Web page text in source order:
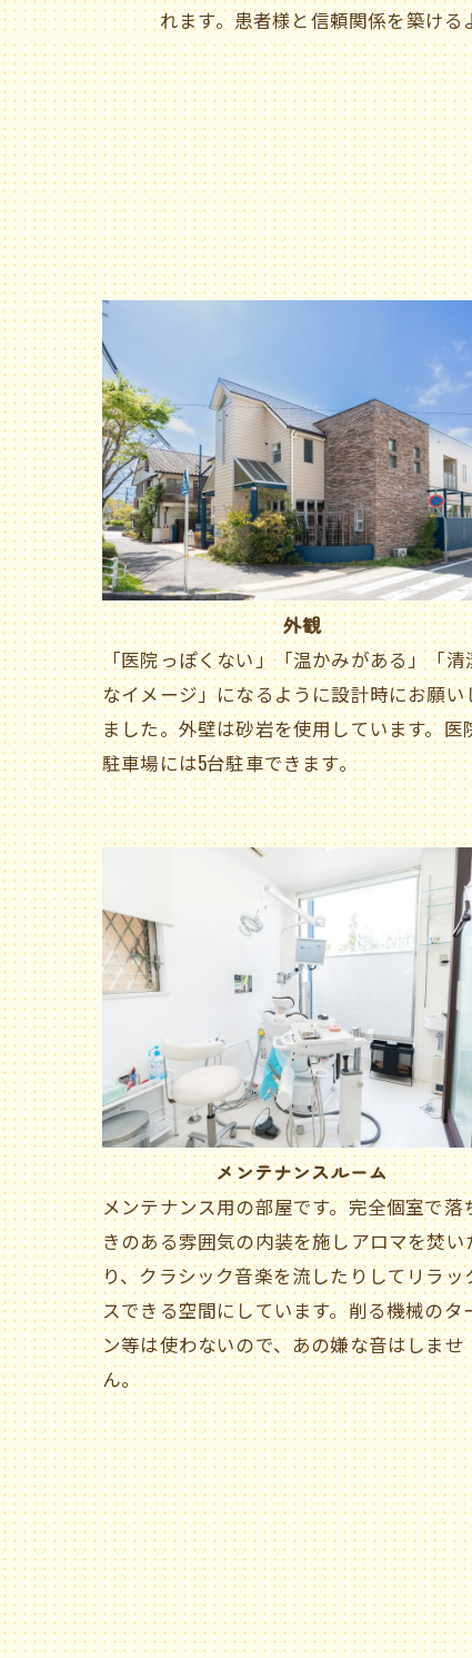
れます。患者様と信頼関係を築け
外観
「医院っぽくない」「温かみがある」「清
なイメージ」になるように設計時にお願い
ました。外壁は砂岩を使用しています。医
駐車場には5台駐車できます。
メンテナンスルーム
メンテナンス用の部屋です。完全個室で落
きのある雰囲気の内装を施しアロマを焚い
り、クラシック音楽を流したりしてリラッ
スできる空間にしています。削る機械のタ
ン等は使わないので、あの嫌な音はしませ
ん。